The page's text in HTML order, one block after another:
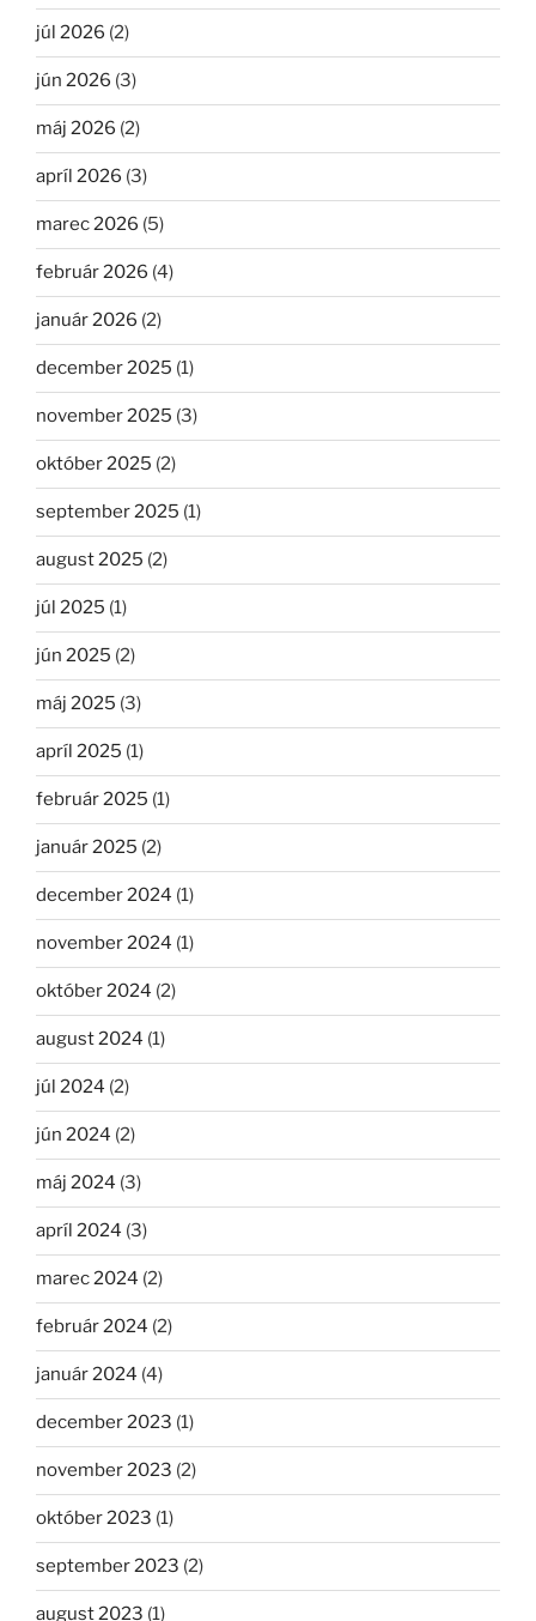
júl 2026 (2)
jún 2026 (3)
máj 2026 (2)
apríl 2026 (3)
marec 2026 (5)
február 2026 (4)
január 2026 (2)
december 2025 (1)
november 2025 (3)
október 2025 (2)
september 2025 (1)
august 2025 (2)
júl 2025 (1)
jún 2025 (2)
máj 2025 (3)
apríl 2025 (1)
február 2025 (1)
január 2025 (2)
december 2024 (1)
november 2024 (1)
október 2024 (2)
august 2024 (1)
júl 2024 (2)
jún 2024 (2)
máj 2024 (3)
apríl 2024 (3)
marec 2024 (2)
február 2024 (2)
január 2024 (4)
december 2023 (1)
november 2023 (2)
október 2023 (1)
september 2023 (2)
august 2023 (1)